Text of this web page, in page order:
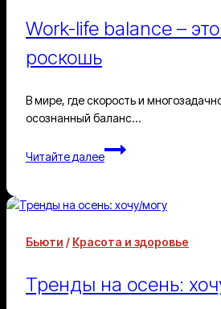
Work-life balance –
роскошь
В мире, где скорость и
осознанный баланс…
Читайте далее
Work-
life
роскошь
Бьюти / Красота и здоровье
Тренды на осень: